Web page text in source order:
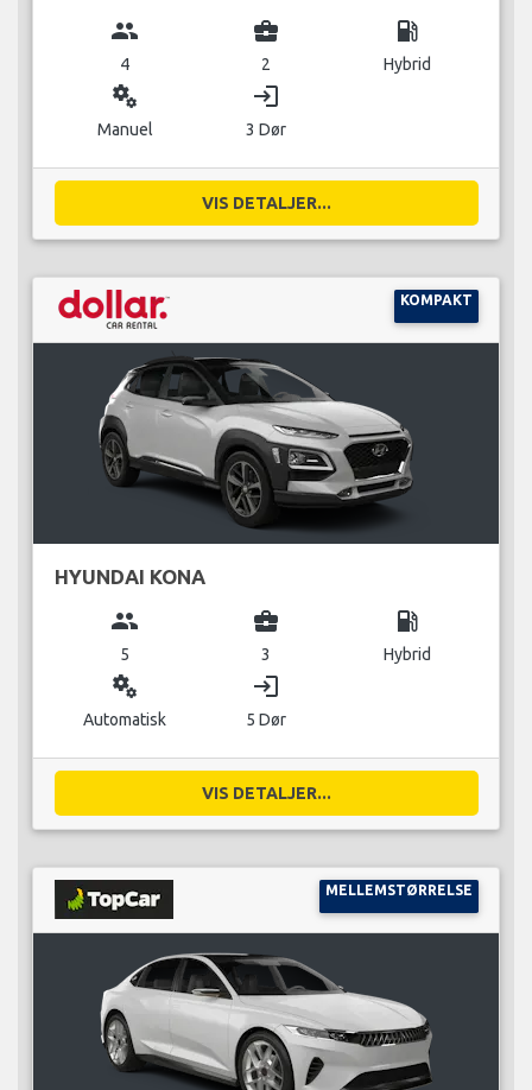
group
4
business_center
2
local_gas_station
Hybrid
miscellaneous_services
Manuel
login
3 Dør
VIS DETALJER...
KOMPAKT
HYUNDAI KONA
group
5
business_center
3
local_gas_station
Hybrid
miscellaneous_services
Automatisk
login
5 Dør
VIS DETALJER...
MELLEMSTØRRELSE